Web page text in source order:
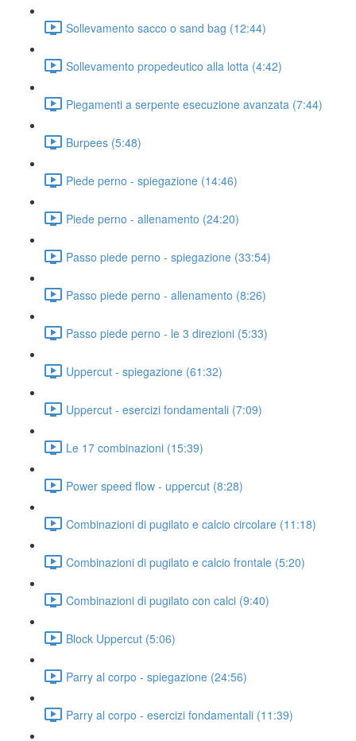
Sollevamento sacco o sand bag (12:44)
Sollevamento propedeutico alla lotta (4:42)
Piegamenti a serpente esecuzione avanzata (7:44)
Burpees (5:48)
Piede perno - spiegazione (14:46)
Piede perno - allenamento (24:20)
Passo piede perno - spiegazione (33:54)
Passo piede perno - allenamento (8:26)
Passo piede perno - le 3 direzioni (5:33)
Uppercut - spiegazione (61:32)
Uppercut - esercizi fondamentali (7:09)
Le 17 combinazioni (15:39)
Power speed flow - uppercut (8:28)
Combinazioni di pugilato e calcio circolare (11:18)
Combinazioni di pugilato e calcio frontale (5:20)
Combinazioni di pugilato con calci (9:40)
Block Uppercut (5:06)
Parry al corpo - spiegazione (24:56)
Parry al corpo - esercizi fondamentali (11:39)